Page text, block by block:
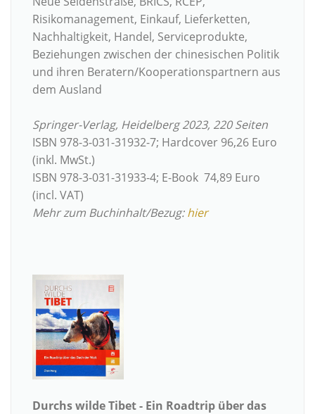
Risikomanagement, Einkauf, Lieferketten,
Nachhaltigkeit, Handel, Serviceprodukte,
Beziehungen zwischen der chinesischen Politik
und ihren Beratern/Kooperationspartnern aus
dem Ausland
Springer-Verlag, Heidelberg 2023, 220 Seiten
ISBN 978-3-031-31932-7; Hardcover 96,26 Euro
(inkl. MwSt.)
ISBN 978-3-031-31933-4; E-Book 74,89 Euro
(incl. VAT)
Mehr zum Buchinhalt/Bezug:hier
Durchs wilde Tibet - Ein Roadtrip über das